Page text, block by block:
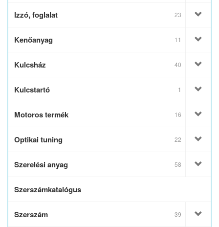
Izzó, foglalat 23
Kenőanyag 11
Kulcsház 40
Kulcstartó 1
Motoros termék 16
Optikai tuning 22
Szerelési anyag 58
Szerszámkatalógus
Szerszám 39